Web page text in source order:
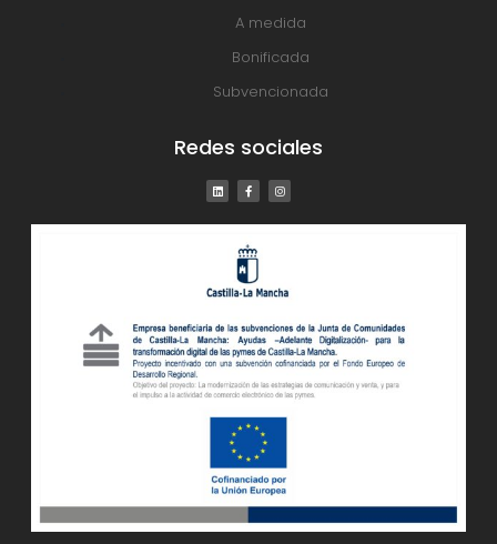
A medida
Bonificada
Subvencionada
Redes sociales